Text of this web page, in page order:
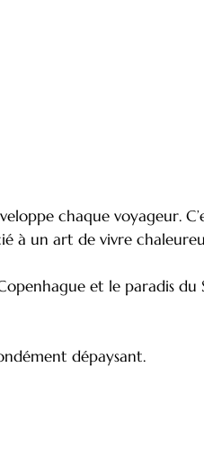
chaque voyageur.
à un art de vivre
et le paradis du
dépaysant.